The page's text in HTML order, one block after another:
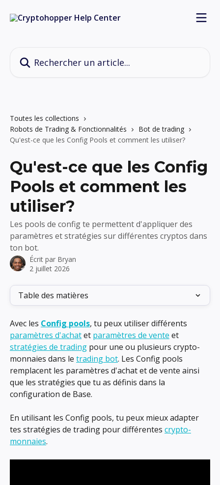
Toutes les collections
Robots de Trading & Fonctionnalités
Bot de trading
Qu'est-ce que les Config Pools et comment les utiliser?
Qu'est-ce que les Config
Pools et comment les
utiliser?
Les pools de config te permettent d'appliquer des
paramètres et stratégies sur différentes cryptos dans
ton bot.
Écrit par Bryan
2 juillet 2026
Table des matières
Avec les Config pools, tu peux utiliser différents
paramètres d'achat et paramètres de vente et
stratégies de trading pour une ou plusieurs crypto-
monnaies dans le trading bot. Les Config pools
remplacent les paramètres d'achat et de vente ainsi
que les stratégies que tu as définis dans la
configuration de Base.
En utilisant les Config pools, tu peux mieux adapter
tes stratégies de trading pour différentes crypto-
monnaies.